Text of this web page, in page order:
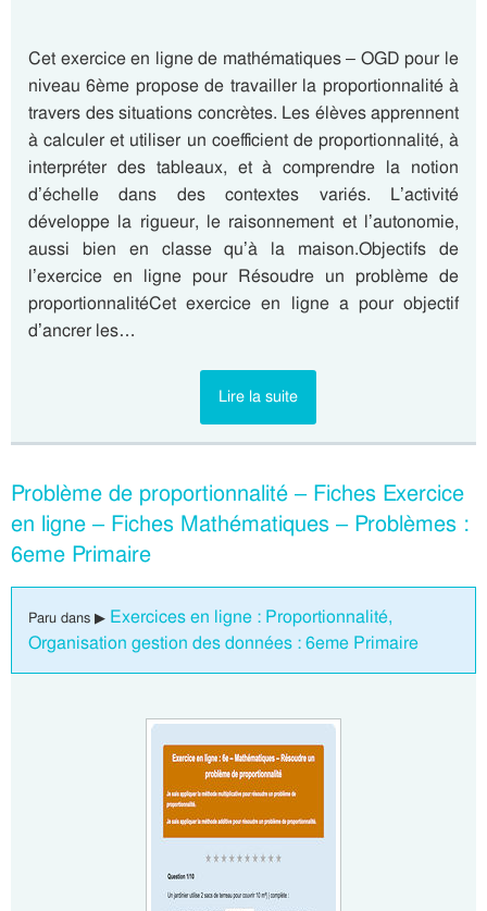
Cet exercice en ligne de mathématiques – OGD pour le
niveau 6ème propose de travailler la proportionnalité à
travers des situations concrètes. Les élèves apprennent
à calculer et utiliser un coefficient de proportionnalité, à
interpréter des tableaux, et à comprendre la notion
d’échelle dans des contextes variés. L’activité
développe la rigueur, le raisonnement et l’autonomie,
aussi bien en classe qu’à la maison.Objectifs de
l’exercice en ligne pour Résoudre un problème de
proportionnalitéCet exercice en ligne a pour objectif
d’ancrer les…
Lire la suite
Problème de proportionnalité – Fiches Exercice
en ligne – Fiches Mathématiques – Problèmes :
6eme Primaire
Paru dans ▶ Exercices en ligne : Proportionnalité,
Organisation gestion des données : 6eme Primaire